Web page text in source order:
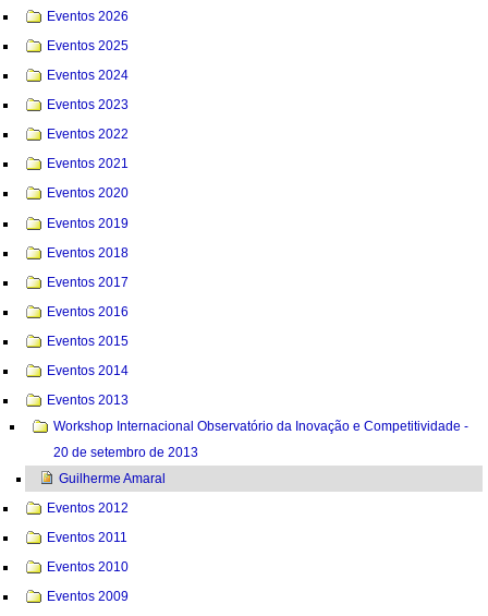
Eventos 2026
Eventos 2025
Eventos 2024
Eventos 2023
Eventos 2022
Eventos 2021
Eventos 2020
Eventos 2019
Eventos 2018
Eventos 2017
Eventos 2016
Eventos 2015
Eventos 2014
Eventos 2013
Workshop Internacional Observatório da Inovação e Competitividade -
20 de setembro de 2013
Guilherme Amaral
Eventos 2012
Eventos 2011
Eventos 2010
Eventos 2009